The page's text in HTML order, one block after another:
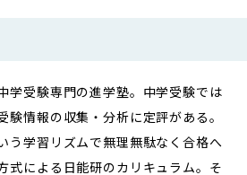
学受験専門の進学塾。中学受験では
験情報の収集・分析に定評がある。
う学習リズムで無理無駄なく合格へ
式による日能研のカリキュラム。そ